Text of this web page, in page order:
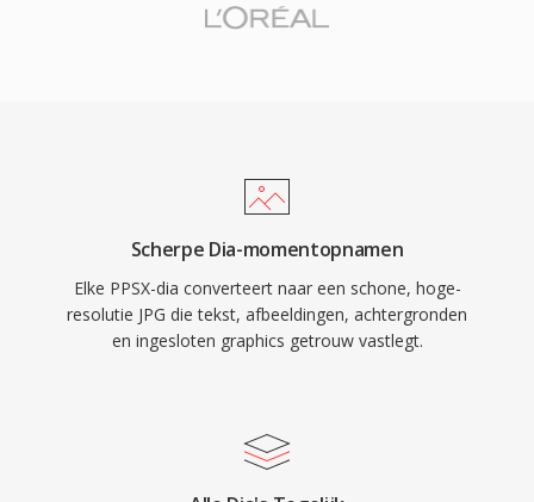
Scherpe Dia-momentopnamen
Elke PPSX-dia converteert naar een schone, hoge-
resolutie JPG die tekst, afbeeldingen, achtergronden
en ingesloten graphics getrouw vastlegt.